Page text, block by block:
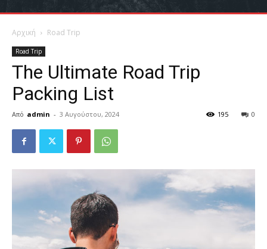
Αρχική Road Trip
Road Trip
The Ultimate Road Trip
Packing List
Από admin - 3 Αυγούστου, 2024 0
195